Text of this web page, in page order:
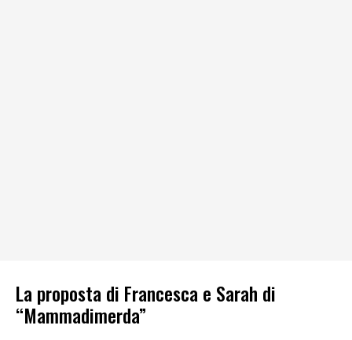
La proposta di Francesca e Sarah di
“Mammadimerda”